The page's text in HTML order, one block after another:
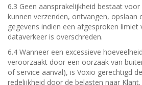
6.3 Geen aansprakelijkheid bestaat
kunnen verzenden, ontvangen, opslaan
gegevens indien een afgesproken
dataverkeer is overschreden.
6.4 Wanneer een excessieve
veroorzaakt door een oorzaak van
of service aanval), is Voxio gerechtigd
redelijkheid door de belasten naar Klant.